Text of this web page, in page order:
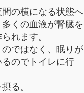
の横になる状態へ
くの血液が腎臓を
れます。
ではなく、眠りが
のでトイレに行
る。